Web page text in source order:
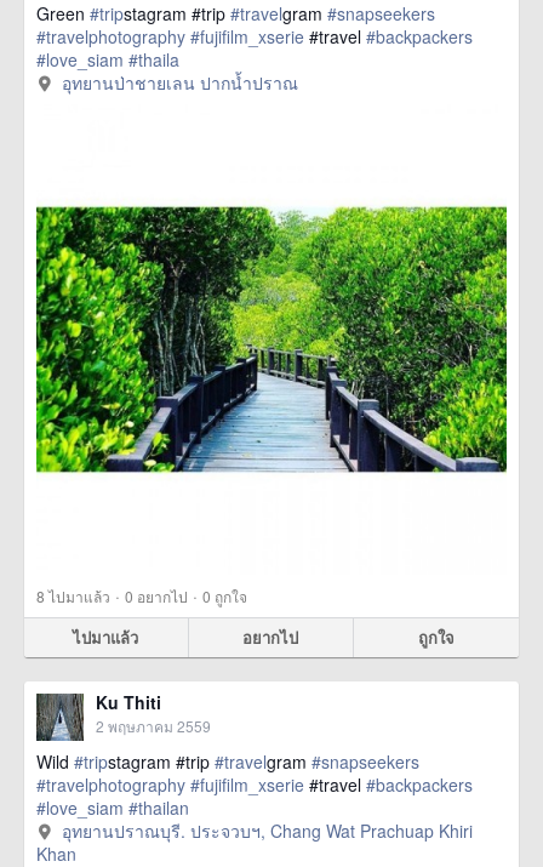
Green #tripstagram #trip #travelgram #snapseekers
#travelphotography #fujifilm_xserie #travel #backpackers
#love_siam #thaila
href=https://m.thetrippacker.com/th/image/อุทยานป่าชายเลน
อุทยานป่าชายเลน ปากน้ำปราณ
8ไปมาแล้ว · 0 อยากไป · 0 ถูกใจ
ไปมาแล้ว อยากไป ถูกใจ
Ku Thiti
2 พฤษภาคม 2559
Wild #tripstagram #trip #travelgram #snapseekers
#travelphotography #fujifilm_xserie #travel #backpackers
#love_siam #thailan
href=https://m.thetrippacker.com/th/image/อุทยานปราณบุรี
ประจวบฯ/193880> more
อุทยานปราณบุรี. ประจวบฯ, Chang Wat Prachuap Khiri
Khan